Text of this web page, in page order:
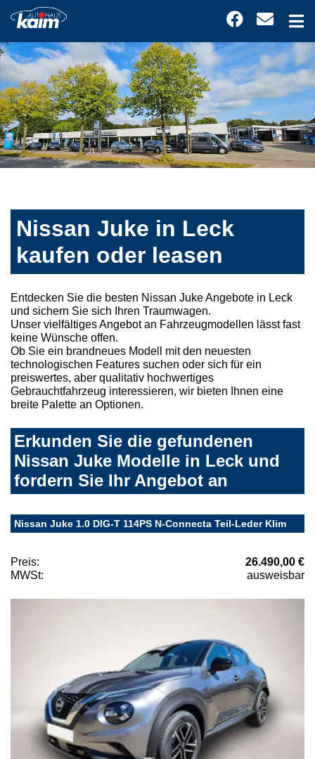
Nissan Juke in Leck
kaufen oder leasen
Entdecken Sie die besten Nissan Juke Angebote in Leck
und sichern Sie sich Ihren Traumwagen.
Unser vielfältiges Angebot an Fahrzeugmodellen lässt fast
keine Wünsche offen.
Ob Sie ein brandneues Modell mit den neuesten
technologischen Features suchen oder sich für ein
preiswertes, aber qualitativ hochwertiges
Gebrauchtfahrzeug interessieren, wir bieten Ihnen eine
breite Palette an Optionen.
Erkunden Sie die gefundenen
Nissan Juke Modelle in Leck und
fordern Sie Ihr Angebot an
Nissan Juke 1.0 DIG-T 114PS N-Connecta Teil-Leder Klim
Preis:
26.490,00 €
MWSt:
ausweisbar